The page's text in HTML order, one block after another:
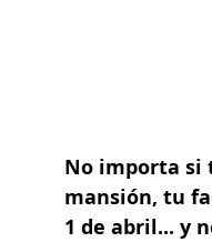
No importa si
mansión, tu
1 de abril... y